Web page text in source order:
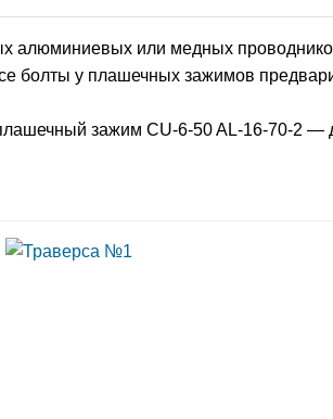
алюминиевых или медных
у плашечных зажимов
зажим CU-6-50 AL-16-70-2 —